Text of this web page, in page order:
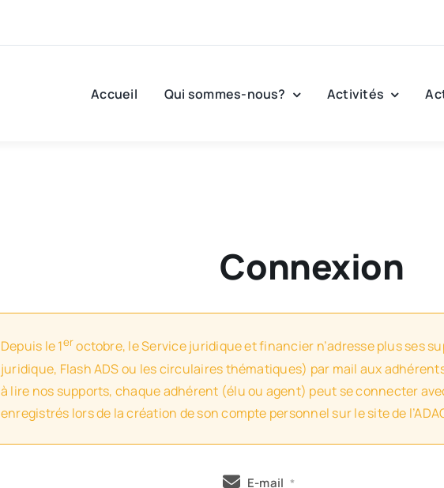
Accueil Qui sommes-nous? Activités
Connexion
Depuis le 1eroctobre, le Service juridique et financier n’adresse plus ses
juridique, Flash ADS ou les circulaires thématiques) par mail aux
à lire nos supports, chaque adhérent (élu ou agent) peut se connecter
enregistrés lors de la création de son compte personnel sur le site de
E-mail *